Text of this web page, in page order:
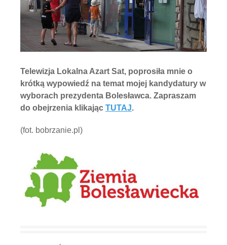
Telewizja Lokalna Azart Sat, poprosiła mnie o
krótką wypowiedź na temat mojej kandydatury w
wyborach prezydenta Bolesławca. Zapraszam
do obejrzenia klikając TUTAJ.
(fot. bobrzanie.pl)